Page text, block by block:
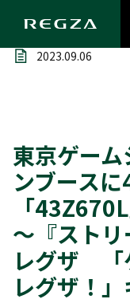
2023.09.06
東京ゲー
ンブース
「
～『スト
レグザ 「
レグザ！